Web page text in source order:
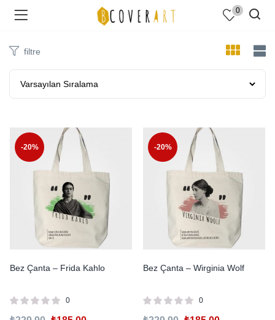
0
filtre
-20%
Bez Çanta – Frida Kahlo
0
-20%
Bez Çanta – Wirginia Wolf
0